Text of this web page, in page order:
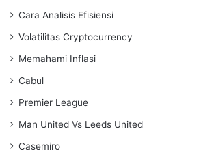
Cara Analisis Efisiensi
Volatilitas Cryptocurrency
Memahami Inflasi
Cabul
Premier League
Man United Vs Leeds United
Casemiro